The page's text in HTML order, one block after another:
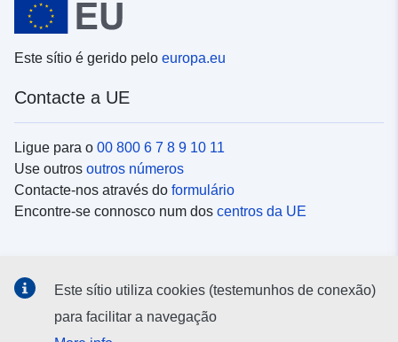
Este sítio é gerido pelo europa.eu
Contacte a UE
Ligue para o 00 800 6 7 8 9 10 11
Use outros outros números
Contacte-nos através do formulário
Encontre-se connosco num dos centros da UE
Procure as contas da UE nasredes sociais
Este sítio utiliza cookies (testemunhos de conexão)
para facilitar a navegação